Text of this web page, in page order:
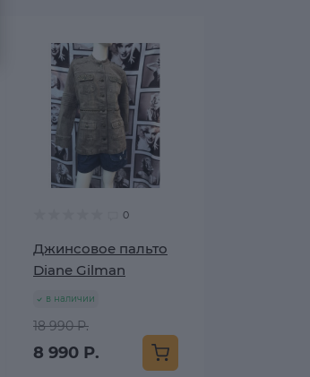
0
Джинсовое пальто
Diane Gilman
в наличии
18 990 Р.
8 990 Р.